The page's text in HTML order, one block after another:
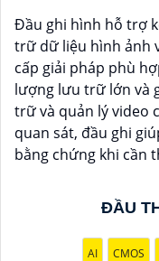
Chắc chắn! Dưới
Camera Giá Rẻ
thể xem xét:
1:**Camera IP Wifi
xoay 360 độ, góc
1080p. - Hỗ trợ kết
nghệ hồng ngoại
**Camera
công nghệ H.265+
2MP (1920x1080). -
Đầu ghi hình hỗ trợ
trữ dữ liệu hình ảnh
cấp giải pháp phù
lượng lưu trữ lớn và
trữ và quản lý video
quan sát, đầu ghi
bằng chứng khi cần
ĐẦU
AI CMOS